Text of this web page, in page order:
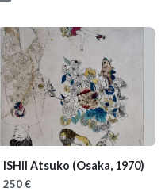
ISHII Atsuko (Osaka, 1970)
250 €